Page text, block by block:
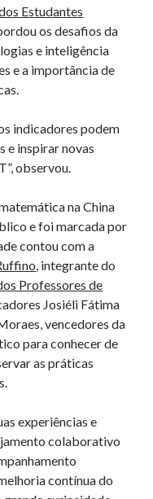
Estudantes
os desafios da
e inteligência
e a importância de
indicadores podem
e inspirar novas
observou.
na China
e foi marcada por
contou com a
, integrante do
Professores de
Josiéli Fátima
vencedores da
para conhecer de
as práticas
experiências e
colaborativo
contínua do